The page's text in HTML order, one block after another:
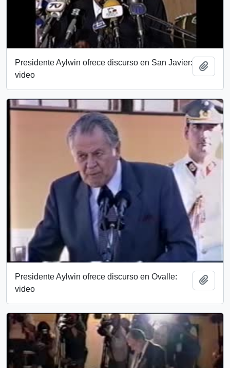
Presidente Aylwin ofrece discurso en San Javier:
video
Presidente Aylwin ofrece discurso en Ovalle:
video